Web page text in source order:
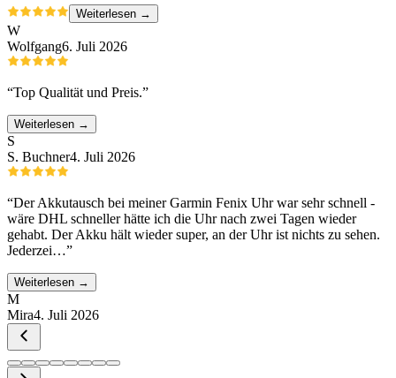
Weiterlesen →
W
Wolfgang6. Juli 2026
“Top Qualität und Preis.”
Weiterlesen →
S
S. Buchner4. Juli 2026
“Der Akkutausch bei meiner Garmin Fenix Uhr war sehr schnell -
wäre DHL schneller hätte ich die Uhr nach zwei Tagen wieder
gehabt. Der Akku hält wieder super, an der Uhr ist nichts zu sehen.
Jederzei…”
Weiterlesen →
M
Mira4. Juli 2026